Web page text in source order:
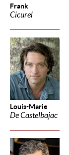
Frank
Cicurel
Louis-Marie
De Castelbajac